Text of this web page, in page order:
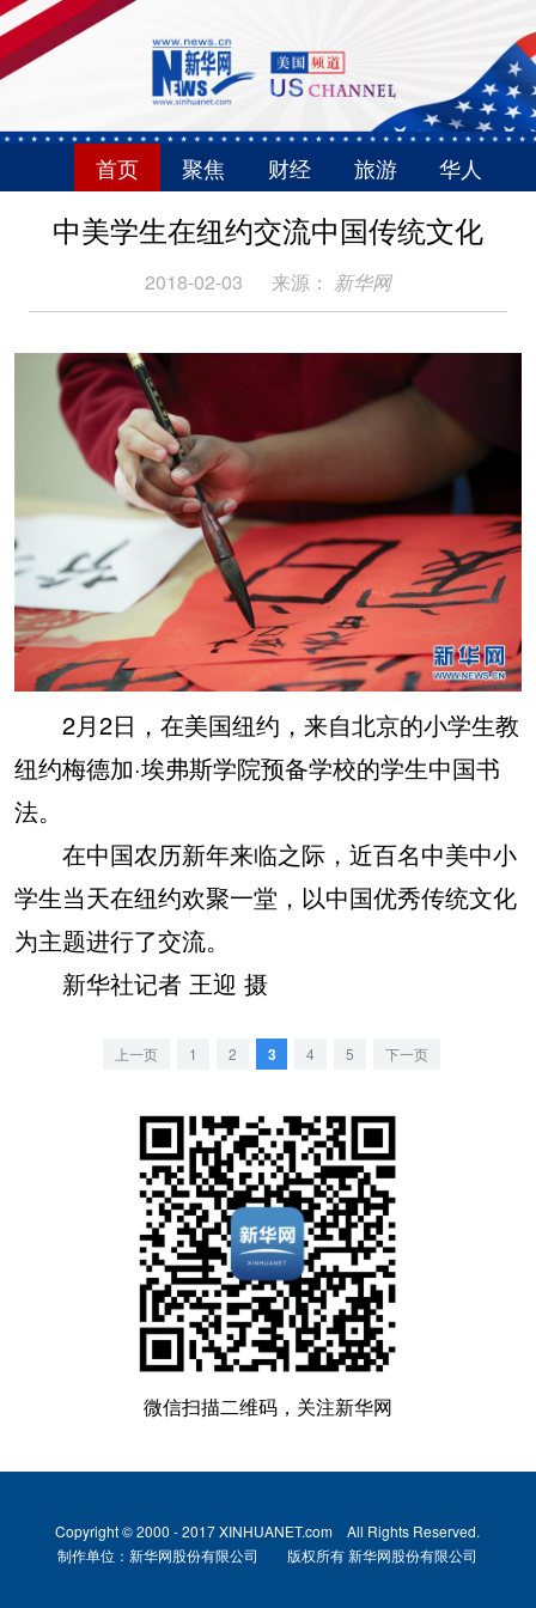
首页 聚焦 财经 旅游 华人
中美学生在纽约交流中国传统文化
2018-02-03 来源： 新华网
2月2日，在美国纽约，来自北京的小学生教
纽约梅德加·埃弗斯学院预备学校的学生中国书
法。
在中国农历新年来临之际，近百名中美中小
学生当天在纽约欢聚一堂，以中国优秀传统文化
为主题进行了交流。
新华社记者 王迎 摄
上一页 1 2 3 4 5 下一页
微信扫描二维码，关注新华网
Copyright © 2000 - 2017 XINHUANET.com All Rights Reserved.
制作单位：新华网股份有限公司 版权所有 新华网股份有限公司